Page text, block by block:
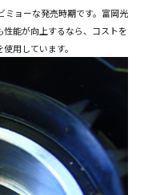
ミョーな発売時期です。富岡光
能が向上するなら、コストを
用しています。